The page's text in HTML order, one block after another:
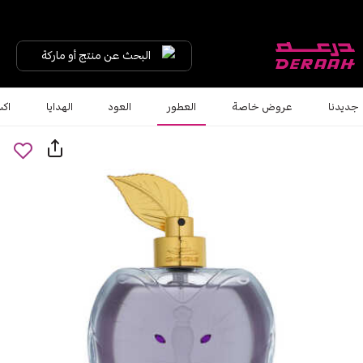
البحث عن منتج أو ماركة
جديدنا عروض خاصة العطور العود الهدايا